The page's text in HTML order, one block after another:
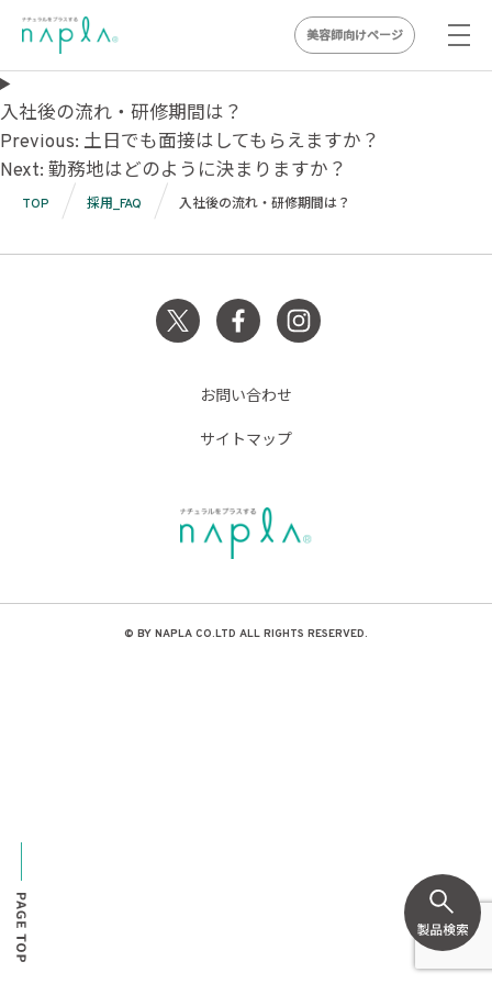
Skip
to
content
美容師向けページ
入社後の流れ・研修期間は？
投
稿
ビ
Previous: 土日でも面接はしてもらえますか？
Next: 勤務地はどのように決まりますか？
TOP 採用_FAQ 入社後の流れ・研修期間は？
お問い合わせ
サイトマップ
© BY NAPLA CO.LTD ALL RIGHTS RESERVED.